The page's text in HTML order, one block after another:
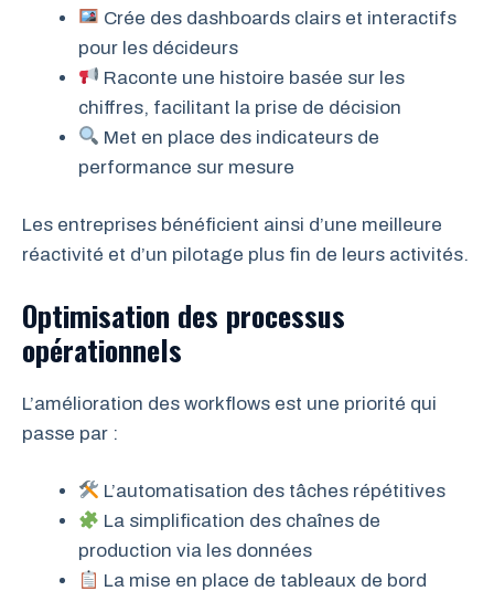
Crée des dashboards clairs et interactifs
pour les décideurs
Raconte une histoire basée sur les
chiffres, facilitant la prise de décision
Met en place des indicateurs de
performance sur mesure
Les entreprises bénéficient ainsi d’une meilleure
réactivité et d’un pilotage plus fin de leurs activités.
Optimisation des processus
opérationnels
L’amélioration des workflows est une priorité qui
passe par :
L’automatisation des tâches répétitives
La simplification des chaînes de
production via les données
La mise en place de tableaux de bord